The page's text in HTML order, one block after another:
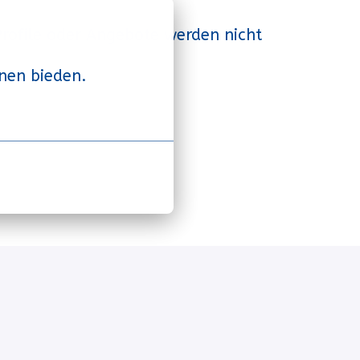
bieden.
oder Angebote werden nicht